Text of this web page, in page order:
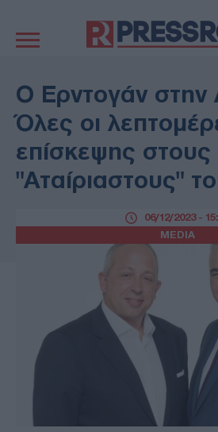
πλοήγηση
ΠΟΛΙΤΙΚΗ
ΟΙΚΟΝΟΜΙΑ
ΕΚΚΛΗΣΙΑ
ΔΙΕΘΝΗ
MEDIA
AUTO - MOTO
Ο Ερντογάν στην
Όλες οι
επίσκεψης στους
"Αταίριαστους"
MEDIA
06/12/2023 -